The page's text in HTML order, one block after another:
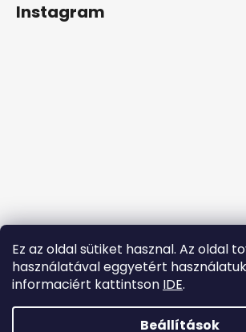
Ez az oldal sütiket hasznal. Az oldal
használatával eggyetért
informaciért kattintson IDE.
Beállítások
Instagram